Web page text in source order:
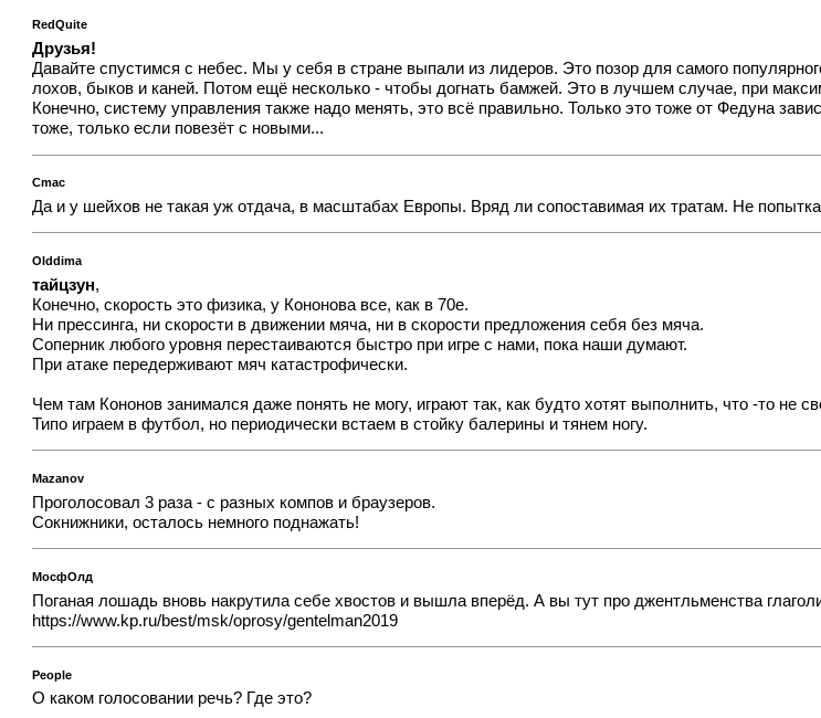
RedQuite
Друзья!
Давайте спустимся с небес. Мы у себя в стране выпали из лидеров. Это позор для самого
лохов, быков и каней. Потом ещё несколько - чтобы догнать бамжей. Это в лучшем случае, при
Конечно, систему управления также надо менять, это всё правильно. Только это тоже от Федуна
тоже, только если повезёт с новыми...
Cmac
Да и у шейхов не такая уж отдача, в масштабах Европы. Вряд ли сопоставимая их тратам. Не
Olddima
тайцзун,
Конечно, скорость это физика, у Кононова все, как в 70е.
Ни прессинга, ни скорости в движении мяча, ни в скорости предложения себя без мяча.
Соперник любого уровня перестаиваются быстро при игре с нами, пока наши думают.
При атаке передерживают мяч катастрофически.
Чем там Кононов занимался даже понять не могу, играют так, как будто хотят выполнить, что -то не
Типо играем в футбол, но периодически встаем в стойку балерины и тянем ногу.
Mazanov
Проголосовал 3 раза - с разных компов и браузеров.
Сокнижники, осталось немного поднажать!
МосфОлд
Поганая лошадь вновь накрутила себе хвостов и вышла вперёд. А вы тут про джентльменства
https://www.kp.ru/best/msk/oprosy/gentelman2019
People
О каком голосовании речь? Где это?